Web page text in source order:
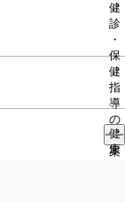
健
診
・
保
健
指
導
の
ご
案
健
康
新しました
開催しました